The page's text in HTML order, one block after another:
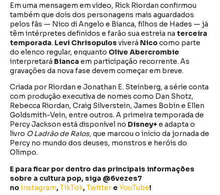
Em uma mensagem em vídeo, Rick Riordan confirmou
também que dois dos personagens mais aguardados
pelos fãs — Nico di Angelo e Bianca, filhos de Hades — já
têm intérpretes definidos e farão sua estreia na terceira
temporada. Levi Chrisopulos viverá Nicocomo parte
do elenco regular, enquanto Olive Abercrombie
interpretará Bianca em participação recorrente. As
gravações da nova fase devem começar em breve.
Criada por Riordan e Jonathan E. Steinberg, a série conta
com produção executiva de nomes como Dan Shotz,
Rebecca Riordan, Craig Silverstein, James Bobin e Ellen
Goldsmith-Vein, entre outros. A primeira temporada de
Percy Jackson está disponível no Disney+e adapta o
livro O Ladrão de Raios, que marcou o início da jornada de
Percy no mundo dos deuses, monstros e heróis do
Olimpo.
E para ficar por dentro das principais informações
sobre a cultura pop, siga @6vezes7
no Instagram,TikTok,Twitter e YouTube!